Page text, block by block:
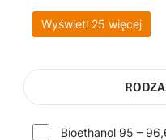
Wyświetl 25 więcej
Bioethanol 95 –